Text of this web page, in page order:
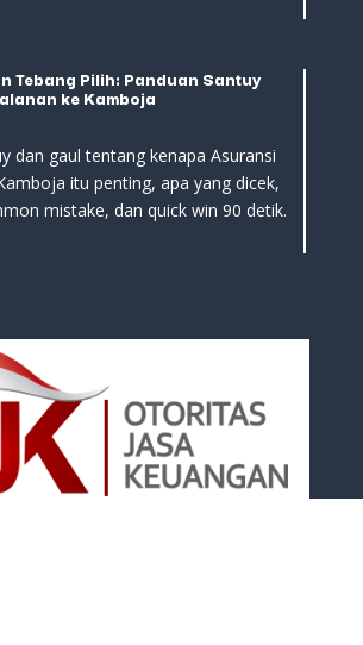
Tebang Pilih: Panduan Santuy
ke Kamboja
dan gaul tentang kenapa Asuransi
itu penting, apa yang dicek,
mistake, dan quick win 90 detik.